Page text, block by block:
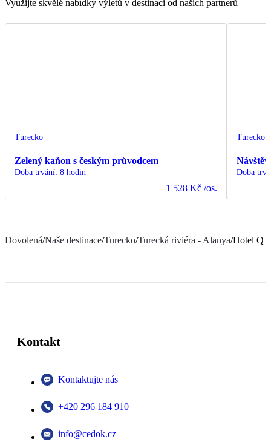
Využijte skvělé nabídky výletů v destinaci od našich partnerů
Turecko
Zelený kaňon s českým průvodcem
Doba trvání: 8 hodin
1 528 Kč /os.
Turecko
Doba
Dovolená/Naše destinace/Turecko/Turecká riviéra - Alanya/Hotel Q
Kontakt
Kontaktujte nás
+420 296 184 910
info@cedok.cz